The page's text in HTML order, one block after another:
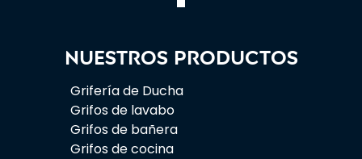
Nuestros productos
Grifería de Ducha
Grifos de lavabo
Grifos de bañera
Grifos de cocina